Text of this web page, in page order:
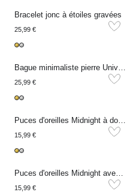
Bracelet jonc à étoiles gravées
25,99 €
25,99 €
15,99 €
15,99 €